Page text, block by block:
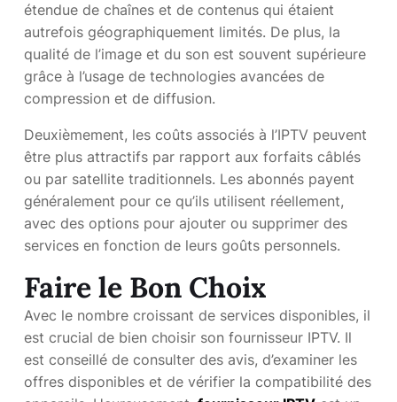
étendue de chaînes et de contenus qui étaient
autrefois géographiquement limités. De plus, la
qualité de l’image et du son est souvent supérieure
grâce à l’usage de technologies avancées de
compression et de diffusion.
Deuxièmement, les coûts associés à l’IPTV peuvent
être plus attractifs par rapport aux forfaits câblés
ou par satellite traditionnels. Les abonnés payent
généralement pour ce qu’ils utilisent réellement,
avec des options pour ajouter ou supprimer des
services en fonction de leurs goûts personnels.
Faire le Bon Choix
Avec le nombre croissant de services disponibles, il
est crucial de bien choisir son fournisseur IPTV. Il
est conseillé de consulter des avis, d’examiner les
offres disponibles et de vérifier la compatibilité des